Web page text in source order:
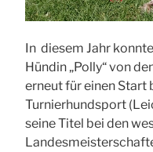
In diesem Jahr
Hündin „Polly“ von
erneut für einen Start
Turnierhundsport
seine Titel bei den